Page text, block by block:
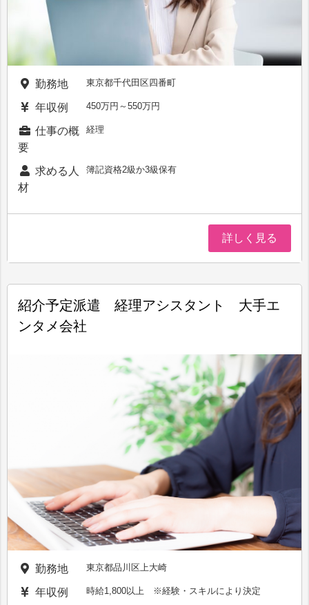
勤務地 東京都千代田区四番町
年収例 450万円～550万円
仕事の概
要
経理
求める人
材
簿記資格2級か3級保有
詳しく見る
紹介予定派遣 経理アシスタント 大手エ
ンタメ会社
勤務地 東京都品川区上大崎
年収例 時給1,800以上 ※経験・スキルにより決定